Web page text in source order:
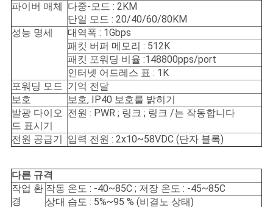
파이버 매체
다중-모드 : 2KM
단일 모드 : 20/40/60/80KM
성능 명세
대역폭 : 1Gbps
패킷 버퍼 메모리 : 512K
패킷 포워딩 비율 :148800pps/port
인터넷 어드레스 표 : 1K
포워딩 모드 기억 전달
보호
보호, IP40 보호를 밝히기
발광 다이오
드 표시기
전원 : PWR ; 링크 ; 링크 /는 작동합니다
전원 공급기 입력 전원 : 2x10~58VDC (단자 블록)
다른 규격
작업 환
경
작동 온도 : -40~85C ; 저장 온도 : -45~85C
상대 습도 : 5%~95 % (비결노 상태)